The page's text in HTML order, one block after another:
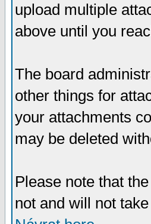
upload multiple
above until you
The board
other things for
your attachments
may be deleted
Please note that
not and will not